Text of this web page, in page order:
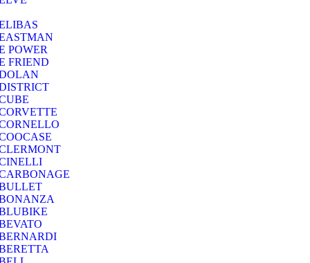
POWER
FRIEND